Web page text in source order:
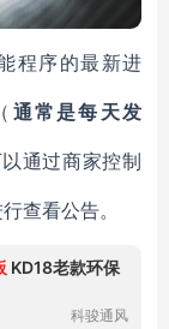
程序的最新进
通常是每天发
通过商家控制
查看公告。
KD18老款环保
科骏通风